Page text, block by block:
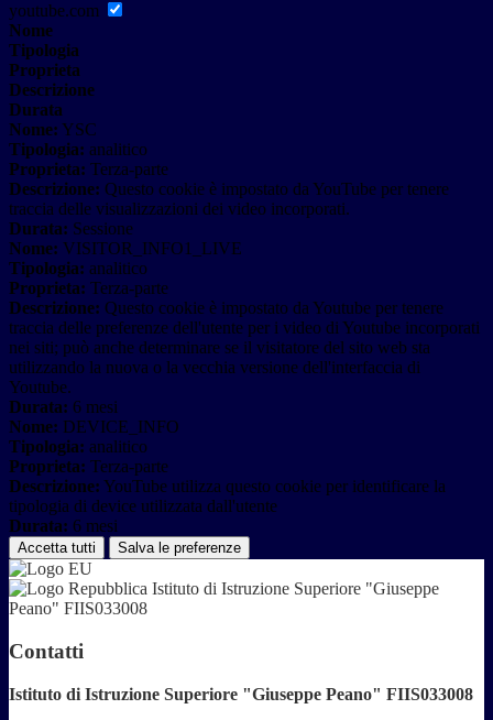
youtube.com
Nome
Tipologia
Proprieta
Descrizione
Durata
Nome: YSC
Tipologia: analitico
Proprieta: Terza-parte
Descrizione: Questo cookie è impostato da YouTube per tenere
traccia delle visualizzazioni dei video incorporati.
Durata: Sessione
Nome: VISITOR_INFO1_LIVE
Tipologia: analitico
Proprieta: Terza-parte
Descrizione: Questo cookie è impostato da Youtube per tenere
traccia delle preferenze dell'utente per i video di Youtube incorporati
nei siti; può anche determinare se il visitatore del sito web sta
utilizzando la nuova o la vecchia versione dell'interfaccia di
Youtube.
Durata: 6 mesi
Nome: DEVICE_INFO
Tipologia: analitico
Proprieta: Terza-parte
Descrizione: YouTube utilizza questo cookie per identificare la
tipologia di device utilizzata dall'utente
Durata: 6 mesi
Accetta tutti Salva le preferenze
Istituto di Istruzione Superiore "Giuseppe
Peano" FIIS033008
Contatti
Istituto di Istruzione Superiore "Giuseppe Peano" FIIS033008